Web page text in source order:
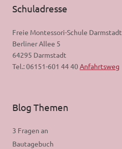
Schuladresse
Freie Montessori-Schule Darmstadt
Berliner Allee 5
64295 Darmstadt
Tel.: 06151-601 44 40Anfahrtsweg
Blog Themen
3 Fragen an
Bautagebuch